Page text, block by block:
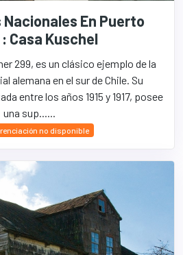
En Puerto
Casa Kuschel
299, es un clásico ejemplo de la
alemana en el sur de Chile. Su
entre los años 1915 y 1917, posee
una sup......
no disponible